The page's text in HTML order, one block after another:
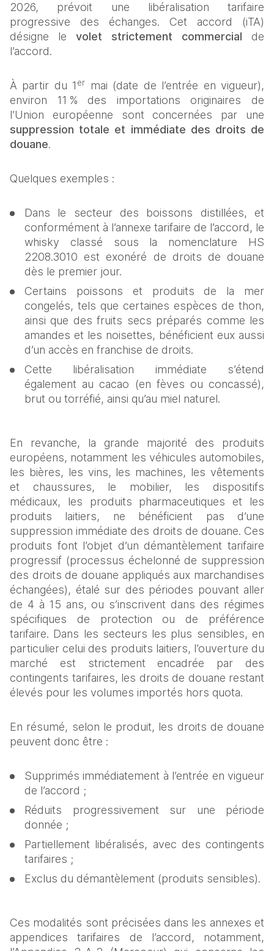
2026, prévoit une libéralisation tarifaire
progressive des échanges. Cet accord (iTA)
désigne le volet strictement commercial de
l’accord.
À partir du 1 er
mai (date de l’entrée en vigueur),
environ 11 % des importations originaires de
suppression totale et immédiate des droits de
douane.
Quelques exemples :
Dans le secteur des boissons distillées, et
conformément à l’annexe tarifaire de l’accord, le
whisky classé sous la nomenclature HS
2208.3010 est exonéré de droits de douane
dès le premier jour.
Certains poissons et produits de la mer
congelés, tels que certaines espèces de thon,
ainsi que des fruits secs préparés comme les
amandes et les noisettes, bénéficient eux aussi
d’un accès en franchise de droits.
Cette libéralisation immédiate s’étend
également au cacao (en fèves ou concassé),
brut ou torréfié, ainsi qu’au miel naturel.
En revanche, la grande majorité des produits
européens, notamment les véhicules automobiles,
les bières, les vins, les machines, les vêtements
et chaussures, le mobilier, les dispositifs
médicaux, les produits pharmaceutiques et les
produits laitiers, ne bénéficient pas d’une
suppression immédiate des droits de douane. Ces
produits font l’objet d’un démantèlement tarifaire
progressif (processus échelonné de suppression
des droits de douane appliqués aux marchandises
échangées), étalé sur des périodes pouvant aller
de 4 à 15 ans, ou s’inscrivent dans des régimes
spécifiques de protection ou de préférence
tarifaire. Dans les secteurs les plus sensibles, en
particulier celui des produits laitiers, l’ouverture du
marché est strictement encadrée par des
contingents tarifaires, les droits de douane restant
élevés pour les volumes importés hors quota.
En résumé, selon le produit, les droits de douane
peuvent donc être :
Supprimés immédiatement à l’entrée en vigueur
de l’accord ;
Réduits progressivement sur une période
donnée ;
Partiellement libéralisés, avec des contingents
tarifaires ;
Exclus du démantèlement (produits sensibles).
Ces modalités sont précisées dans les annexes et
appendices tarifaires de l’accord, notamment,